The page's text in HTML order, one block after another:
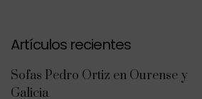
Artículos recientes
Sofas Pedro Ortiz en Ourense y
Galicia